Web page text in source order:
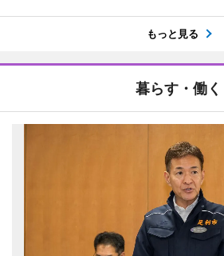
もっと見る
暮らす・働く